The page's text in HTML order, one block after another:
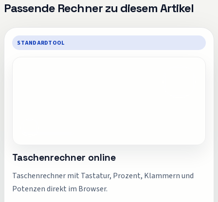
Passende Rechner zu diesem Artikel
STANDARDTOOL
Taschenrechner online
Taschenrechner mit Tastatur, Prozent, Klammern und
Potenzen direkt im Browser.